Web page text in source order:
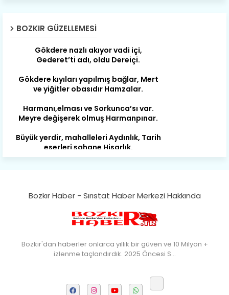
BOZKIR GÜZELLEMESI
Gökdere nazlı akıyor vadi içi,
Gökdere kıyıları yapılmış bağlar, Mert
Harmanı,elması ve Sorkunca’sı var.
Büyük yerdir, mahalleleri Aydınlık, Tarih
Belören, Koçaş, Kuzören vermiş hep
kan, Bunlarla kasaba olmuş Sarıoğlan.
Sorkun.
Perşembe de yaşlılardan aldım öğüt,
Mazimdeki ismi şanla taşır Söğüt.
Tarih, kültür, ozan ve Gazi orda var.
Hocaköy’dür eski adı can Üçpınar.
Ortaoluk çeşmenden su içen kanar,
Bozkır’a yakın şirin köy Akçapınar.
Bozkır Haber - Sırıstat Haber Merkezi Hakkında
Bozkır'dan haberler onlarca yıllık bir güven ve 10 Milyon +
izlenme taçlandırdık. 2025 Öncesi S…